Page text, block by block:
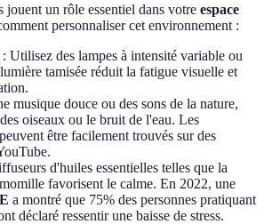
jouent un rôle essentiel dans votre espace
personnaliser cet environnement :
: Utilisez des lampes à intensité variable ou
tamisée réduit la fatigue visuelle et
musique douce ou des sons de la nature,
oiseaux ou le bruit de l'eau. Les
être facilement trouvés sur des
d'huiles essentielles telles que la
favorisent le calme. En 2022, une
a montré que 75% des personnes pratiquant
déclaré ressentir une baisse de stress.